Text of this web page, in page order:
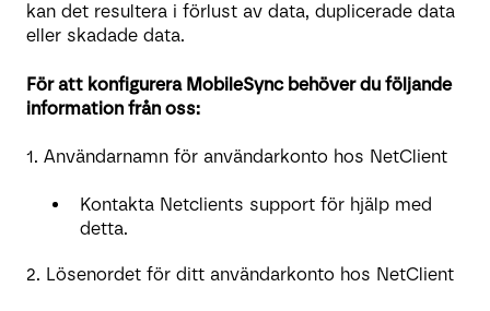
kan det resultera i förlust av data, duplicerade data
eller skadade data.
För att konfigurera MobileSync behöver du följande
information från oss:
1. Användarnamn för användarkonto hos NetClient
Kontakta Netclients support för hjälp med
detta.
2. Lösenordet för ditt användarkonto hos NetClient